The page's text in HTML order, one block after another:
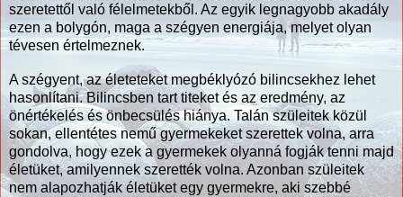
szeretettől való félelmetekből. Az egyik legnagyobb akadály
ezen a bolygón, maga a szégyen energiája, melyet olyan
tévesen értelmeznek.
A szégyent, az életeteket megbéklyózó bilincsekhez lehet
hasonlítani. Bilincsben tart titeket és az eredmény, az
önértékelés és önbecsülés hiánya. Talán szüleitek közül
sokan, ellentétes nemű gyermekeket szerettek volna, arra
gondolva, hogy ezek a gyermekek olyanná fogják tenni majd
életüket, amilyennek szerették volna. Azonban szüleitek
nem alapozhatják életüket egy gyermekre, aki szebbé